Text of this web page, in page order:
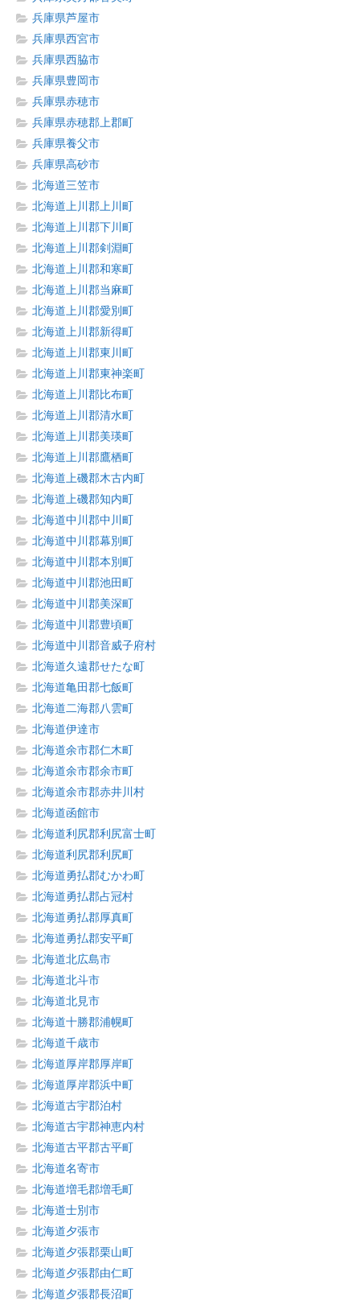
兵庫県芦屋市
兵庫県西宮市
兵庫県西脇市
兵庫県豊岡市
兵庫県赤穂市
兵庫県赤穂郡上郡町
兵庫県養父市
兵庫県高砂市
北海道三笠市
北海道上川郡上川町
北海道上川郡下川町
北海道上川郡剣淵町
北海道上川郡和寒町
北海道上川郡当麻町
北海道上川郡愛別町
北海道上川郡新得町
北海道上川郡東川町
北海道上川郡東神楽町
北海道上川郡比布町
北海道上川郡清水町
北海道上川郡美瑛町
北海道上川郡鷹栖町
北海道上磯郡木古内町
北海道上磯郡知内町
北海道中川郡中川町
北海道中川郡幕別町
北海道中川郡本別町
北海道中川郡池田町
北海道中川郡美深町
北海道中川郡豊頃町
北海道中川郡音威子府村
北海道久遠郡せたな町
北海道亀田郡七飯町
北海道二海郡八雲町
北海道伊達市
北海道余市郡仁木町
北海道余市郡余市町
北海道余市郡赤井川村
北海道函館市
北海道利尻郡利尻富士町
北海道利尻郡利尻町
北海道勇払郡むかわ町
北海道勇払郡占冠村
北海道勇払郡厚真町
北海道勇払郡安平町
北海道北広島市
北海道北斗市
北海道北見市
北海道十勝郡浦幌町
北海道千歳市
北海道厚岸郡厚岸町
北海道厚岸郡浜中町
北海道古宇郡泊村
北海道古宇郡神恵内村
北海道古平郡古平町
北海道名寄市
北海道増毛郡増毛町
北海道士別市
北海道夕張市
北海道夕張郡栗山町
北海道夕張郡由仁町
北海道夕張郡長沼町